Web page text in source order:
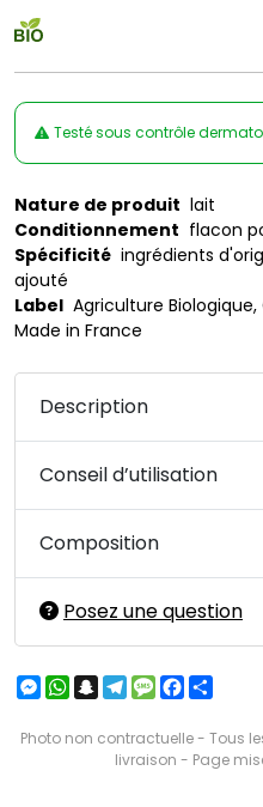
Testé sous contrôle
Nature de produit lait
Conditionnement flacon
Spécificité ingrédients
ajouté
Label Agriculture
Made in France
Description
Conseil d’utilisation
Composition
Posez une question
Messenger
WhatsApp
Snapchat
Telegram
MessageFacebook
Photo non contractuelle - Tous
livraison - Page